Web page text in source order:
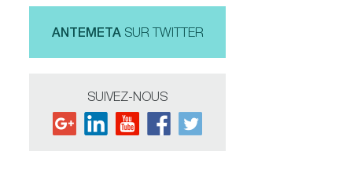
ANTEMETASUR TWITTER
SUIVEZ-NOUS